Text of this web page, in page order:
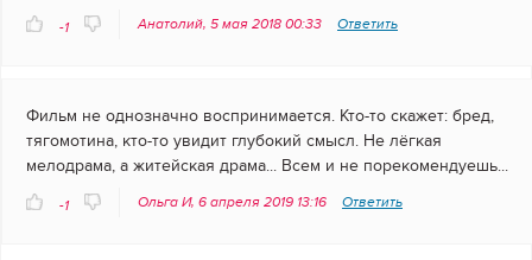
-1 Анатолий, 5 мая 2018 00:33 Ответить
Фильм не однозначно воспринимается. Кто-то скажет: бред,
тягомотина, кто-то увидит глубокий смысл. Не лёгкая
мелодрама, а житейская драма... Всем и не порекомендуешь...
-1 Ольга И, 6 апреля 2019 13:16 Ответить